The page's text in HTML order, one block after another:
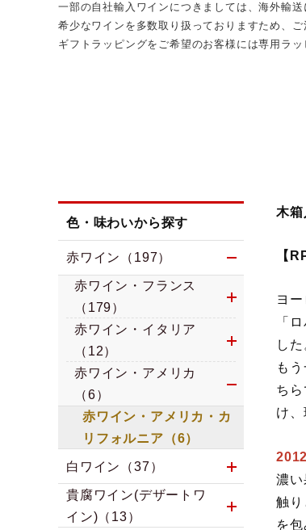
一部の自社輸入ワインにつきましては、海外輸
希少なワインを多数取り扱っておりますため、
ギフトラッピングをご希望のお客様には専用ラ
木箱
【
ヨ
「
し
も
ち
け、
濃
触り
を
色・味わいから探す
赤ワイン（197）
赤ワイン・フランス
（179）
赤ワイン・イタリア
（12）
赤ワイン・アメリカ
（6）
赤ワイン・アメリカ・カ
リフォルニア（6）
白ワイン（37）
貴腐ワイン(デザートワ
イン)（13）